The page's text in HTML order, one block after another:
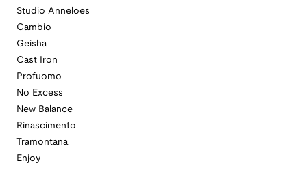
Studio Anneloes
Cambio
Geisha
Cast Iron
Profuomo
No Excess
New Balance
Rinascimento
Tramontana
Enjoy